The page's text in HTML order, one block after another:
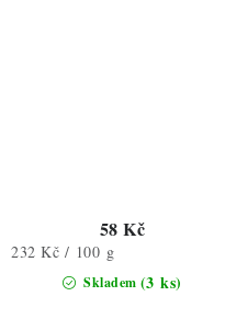
Skladem (3 ks)
58 Kč
Měrná
232 Kč / 100 g